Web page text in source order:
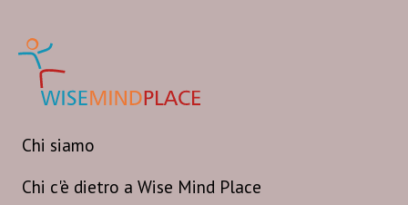
Chi siamo
Chi c'è dietro a Wise Mind Place